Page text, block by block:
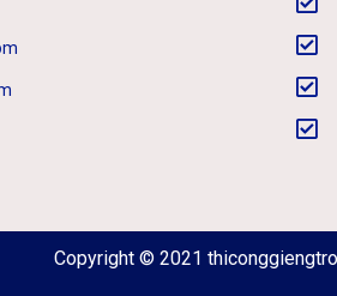
Copyright © 2021